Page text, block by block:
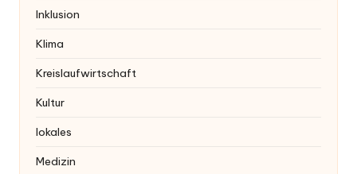
Inklusion
Klima
Kreislaufwirtschaft
Kultur
lokales
Medizin